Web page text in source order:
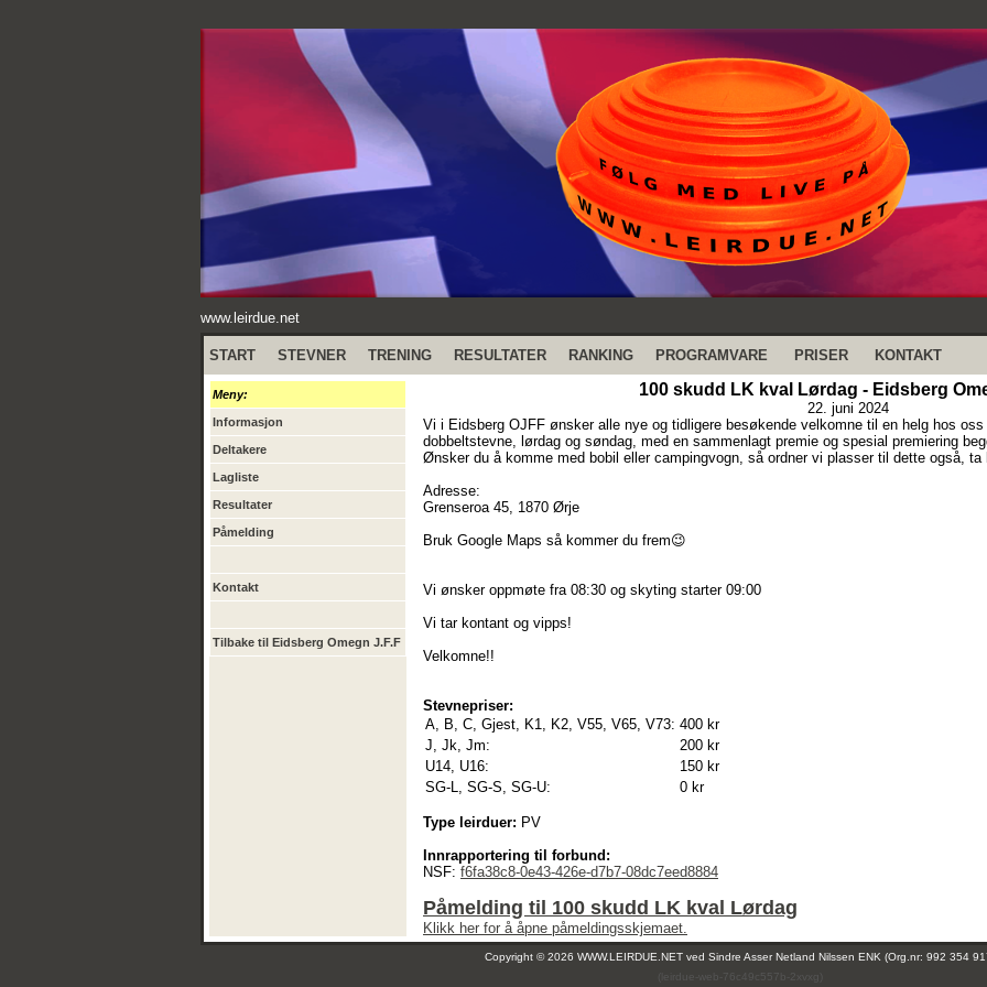
www.leirdue.net
START STEVNER TRENING RESULTATER RANKING PROGRAMVARE PRISER KONTAKT
Meny:
Informasjon
Deltakere
Lagliste
Resultater
Påmelding
Kontakt
Tilbake til Eidsberg Omegn J.F.F
100 skudd LK kval Lørdag - Eidsberg
22. juni 2024
Vi i Eidsberg OJFF ønsker alle nye og tidligere besøkende velkomne til en helg hos
dobbeltstevne, lørdag og søndag, med en sammenlagt premie og spesial premiering
Ønsker du å komme med bobil eller campingvogn, så ordner vi plasser til dette også,
Adresse:
Grenseroa 45, 1870 Ørje
Bruk Google Maps så kommer du frem😉
Vi ønsker oppmøte fra 08:30 og skyting starter 09:00
Vi tar kontant og vipps!
Velkomne!!
Stevnepriser:
A, B, C, Gjest, K1, K2, V55, V65, V73: 400 kr
J, Jk, Jm:
200 kr
U14, U16:
150 kr
SG-L, SG-S, SG-U:
0 kr
Type leirduer: PV
Innrapportering til forbund:
NSF: f6fa38c8-0e43-426e-d7b7-08dc7eed8884
Påmelding til 100 skudd LK kval Lørdag
Klikk her for å åpne påmeldingsskjemaet.
Copyright © 2026 WWW.LEIRDUE.NET ved Sindre Asser Netland Nilssen ENK (Org.nr: 992 354
(leirdue-web-76c49c557b-2xvxg)